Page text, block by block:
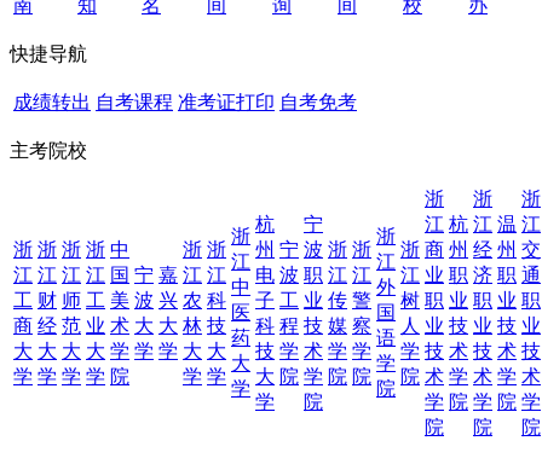
南
知
名
间
询
间
校
办
快捷导航
成绩转出 自考课程 准考证打印 自考免考
主考院校
浙
江
工
商
大
学
浙
江
财
经
大
学
浙
江
师
范
大
学
浙
江
工
业
大
学
中
国
美
术
学
院
宁
波
大
学
嘉
兴
大
学
浙
江
农
林
大
学
浙
江
科
技
大
学
浙
江
中
医
药
大
学
杭
州
电
子
科
技
大
学
宁
波
工
程
学
院
宁
波
职
业
技
术
学
院
浙
江
传
媒
学
院
浙
江
警
察
学
院
浙
江
外
国
语
学
院
浙
江
树
人
学
院
浙
江
商
业
职
业
技
术
学
院
杭
州
职
业
技
术
学
院
浙
江
经
济
职
业
技
术
学
院
温
州
职
业
技
术
学
院
浙
江
交
通
职
业
技
术
学
院